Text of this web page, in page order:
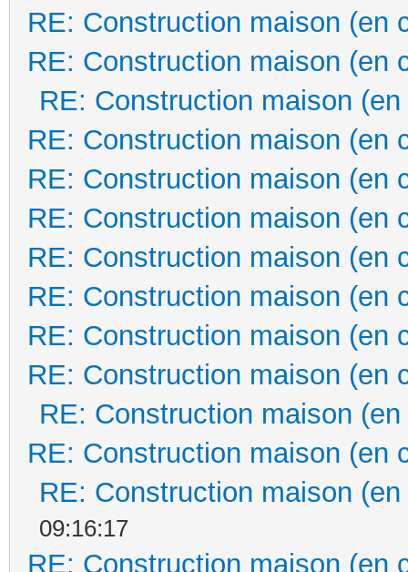
RE: Construction maison (en
RE: Construction maison (en
RE: Construction maison
RE: Construction maison (en
RE: Construction maison (en
RE: Construction maison (en
RE: Construction maison (en
RE: Construction maison (en
RE: Construction maison (en
RE: Construction maison (en
RE: Construction maison
RE: Construction maison (en
RE: Construction maison
09:16:17
RE: Construction maison (en